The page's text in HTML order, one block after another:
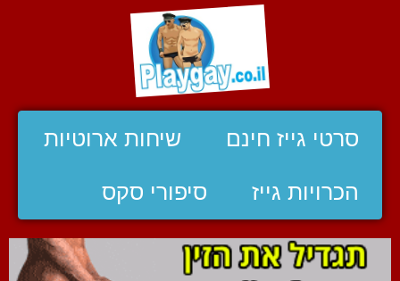
סרטי גייז חינם שיחות ארוטיות
הכרויות גייז סיפורי סקס